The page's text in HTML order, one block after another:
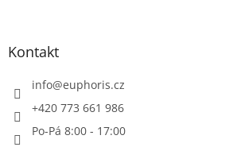
Kontakt
info@euphoris.cz
+420 773 661 986
Po-Pá 8:00 - 17:00